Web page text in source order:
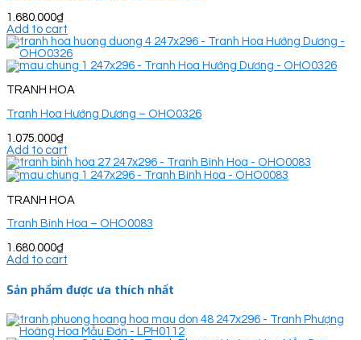
1.680.000₫
Add to cart
TRANH HOA
Tranh Hoa Hướng Dương – OHO0326
1.075.000₫
Add to cart
TRANH HOA
Tranh Bình Hoa – OHO0083
1.680.000₫
Add to cart
Sản phẩm được ưa thích nhất